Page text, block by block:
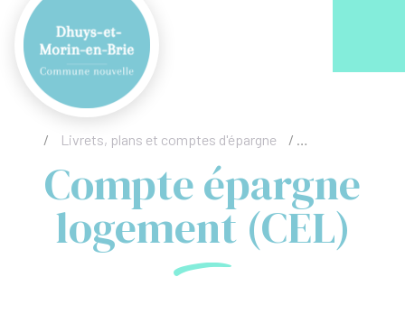
/ Livrets, plans et comptes d'épargne / Compte
Compte épargne
logement (CEL)